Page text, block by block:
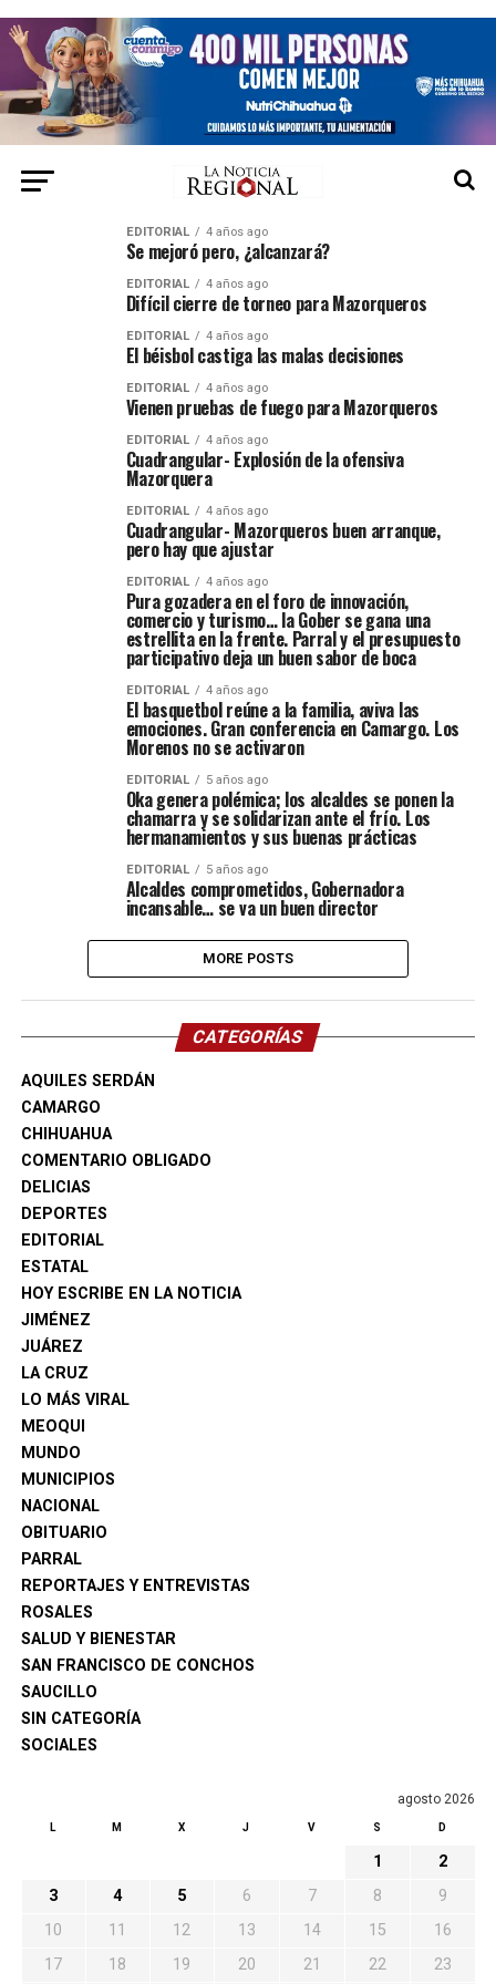
EDITORIAL 4 años ago
Se mejoró pero, ¿alcanzará?
EDITORIAL 4 años ago
Difícil cierre de torneo para Mazorqueros
EDITORIAL 4 años ago
El béisbol castiga las malas decisiones
EDITORIAL 4 años ago
Vienen pruebas de fuego para Mazorqueros
EDITORIAL 4 años ago
Cuadrangular- Explosión de la ofensiva
Mazorquera
EDITORIAL 4 años ago
Cuadrangular- Mazorqueros buen arranque,
pero hay que ajustar
EDITORIAL 4 años ago
Pura gozadera en el foro de innovación,
comercio y turismo… la Gober se gana una
estrellita en la frente. Parral y el presupuesto
participativo deja un buen sabor de boca
EDITORIAL 4 años ago
El basquetbol reúne a la familia, aviva las
emociones. Gran conferencia en Camargo. Los
Morenos no se activaron
EDITORIAL 5 años ago
Oka genera polémica; los alcaldes se ponen la
chamarra y se solidarizan ante el frío. Los
hermanamientos y sus buenas prácticas
EDITORIAL 5 años ago
Alcaldes comprometidos, Gobernadora
incansable… se va un buen director
MORE POSTS
CATEGORÍAS
AQUILES SERDÁN
CAMARGO
CHIHUAHUA
COMENTARIO OBLIGADO
DELICIAS
DEPORTES
EDITORIAL
ESTATAL
HOY ESCRIBE EN LA NOTICIA
JIMÉNEZ
JUÁREZ
LA CRUZ
LO MÁS VIRAL
MEOQUI
MUNDO
MUNICIPIOS
NACIONAL
OBITUARIO
PARRAL
REPORTAJES Y ENTREVISTAS
ROSALES
SALUD Y BIENESTAR
SAN FRANCISCO DE CONCHOS
SAUCILLO
SIN CATEGORÍA
SOCIALES
agosto 2026
L M X J V S D
1
2
3
4 5 6 7 8
9
10
11 12 13 14 15
16
17
18 19 20 21 22 23